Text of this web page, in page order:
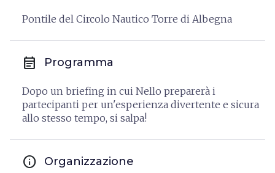
Pontile del Circolo Nautico Torre di Albegna
event_note Programma
Dopo un briefing in cui Nello preparerà i
partecipanti per un'esperienza divertente e sicura
allo stesso tempo, si salpa!
info Organizzazione